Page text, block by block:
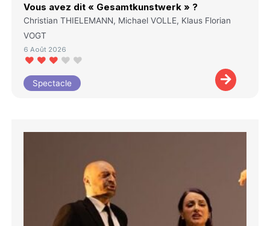
Vous avez dit « Gesamtkunstwerk » ?
Christian THIELEMANN, Michael VOLLE, Klaus Florian
VOGT
6 Août 2026
Spectacle